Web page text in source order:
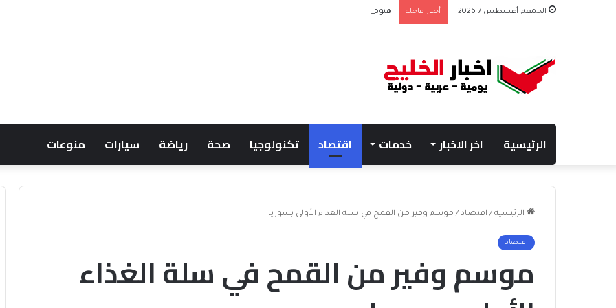
الجمعة, أغسطس 7 2026 أخبار عاجلة هبوط الأسهم والذهب وصعود النفط يعقّد مسار الفدرالي
الرئيسية اخر الاخبار خدمات اقتصاد تكنولوجيا صحة رياضة سيارات منوعات
الرئيسية / اقتصاد / موسم وفير من القمح في سلة الغذاء الأولى بسوريا
اقتصاد
موسم وفير من القمح في سلة الغذاء